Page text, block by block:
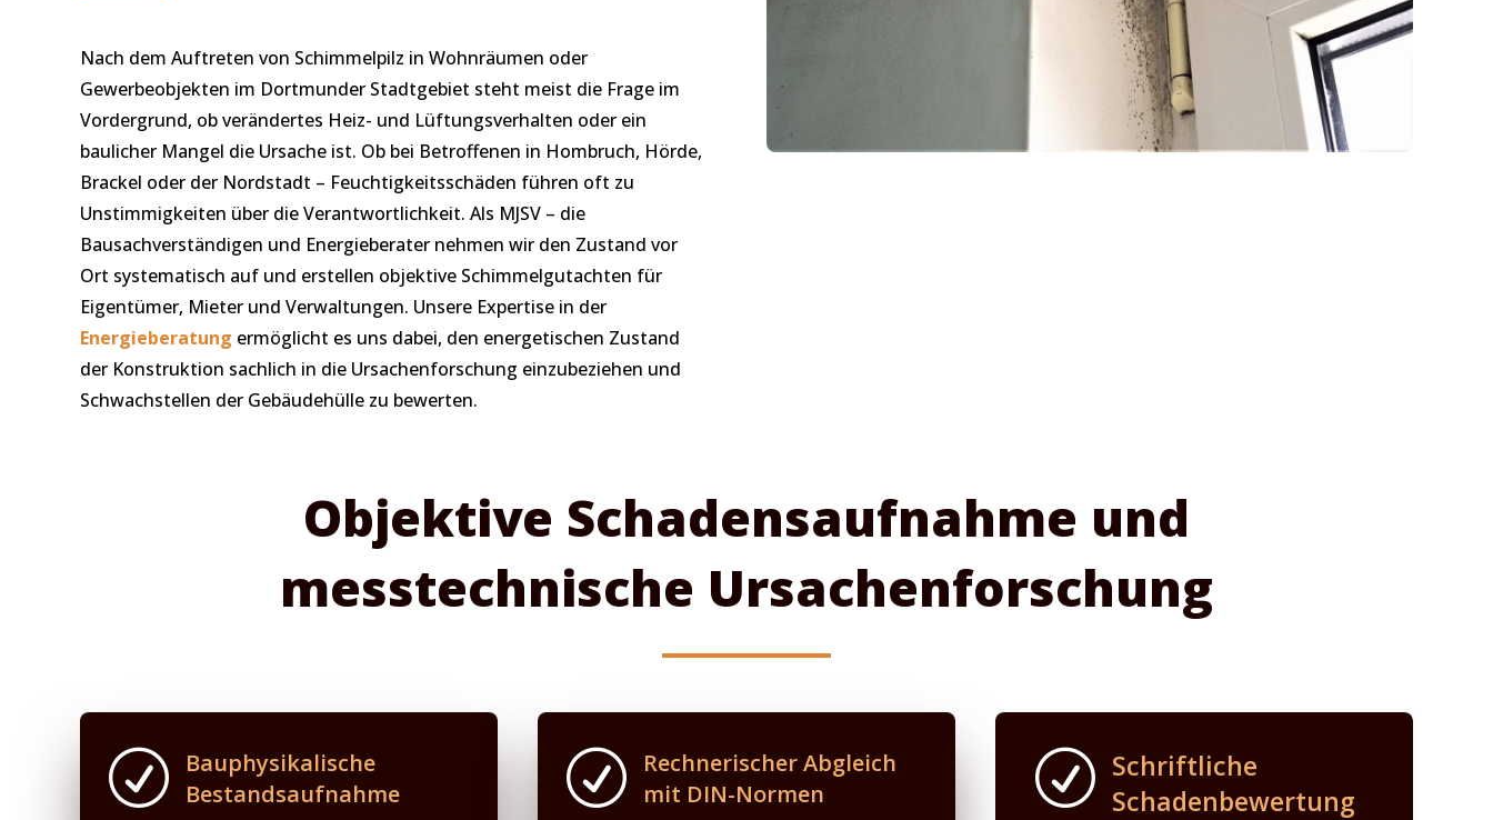
Nach dem Auftreten von Schimmelpilz in Wohnräumen oder
Gewerbeobjekten im Dortmunder Stadtgebiet steht meist die Frage im
Vordergrund, ob verändertes Heiz- und Lüftungsverhalten oder ein
baulicher Mangel die Ursache ist. Ob bei Betroffenen in Hombruch, Hörde,
Brackel oder der Nordstadt – Feuchtigkeitsschäden führen oft zu
Unstimmigkeiten über die Verantwortlichkeit. Als MJSV – die
Bausachverständigen und Energieberater nehmen wir den Zustand vor
Ort systematisch auf und erstellen objektive Schimmelgutachten für
Eigentümer, Mieter und Verwaltungen. Unsere Expertise in der
Energieberatung ermöglicht es uns dabei, den energetischen Zustand
der Konstruktion sachlich in die Ursachenforschung einzubeziehen und
Schwachstellen der Gebäudehülle zu bewerten.
Objektive Schadensaufnahme und
messtechnische Ursachenforschung
R
Bauphysikalische
Bestandsaufnahme
R
Rechnerischer Abgleich
mit DIN-Normen
R Schriftliche
Schadenbewertung